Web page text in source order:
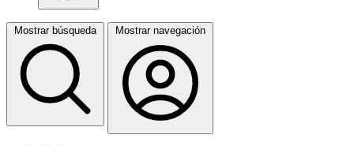
Mostrar búsqueda Mostrar navegación